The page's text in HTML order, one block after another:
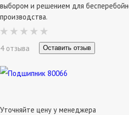
выбором и решением для
производства.
4 отзыва Оставить отзыв
Уточняйте цену у менеджера